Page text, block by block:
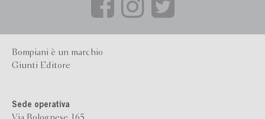
Bompiani è un marchio
Giunti Editore
Sede operativa